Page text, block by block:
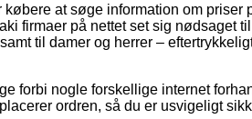
købere at søge information om priser
firmaer på nettet set sig nødsaget
til damer og herrer –
forbi nogle forskellige internet
ordren, så du er usvigeligt